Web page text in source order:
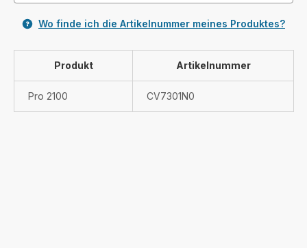
Wo finde ich die Artikelnummer meines Produktes?
Produkt Artikelnummer
Pro 2100 CV7301N0